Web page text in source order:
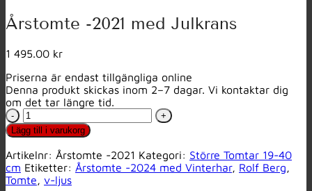
Årstomte -2021 med Julkrans
1 495.00 kr
Priserna är endast tillgängliga online
Denna produkt skickas inom 2–7 dagar. Vi kontaktar dig
om det tar längre tid.
Årstomte
-2021
med
Julkrans
mängd
Lägg till i varukorg
Artikelnr: Årstomte -2021 Kategori: Större Tomtar 19-40
cm Etiketter: Årstomte -2024 med Vinterhar, Rolf Berg,
Tomte, v-ljus